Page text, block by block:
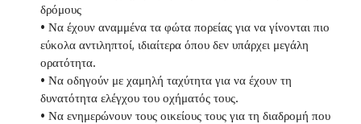
δρόμους
• Να έχουν αναμμένα τα φώτα πορείας για να γίνονται πιο
εύκολα αντιληπτοί, ιδιαίτερα όπου δεν υπάρχει μεγάλη
ορατότητα.
• Να οδηγούν με χαμηλή ταχύτητα για να έχουν τη
δυνατότητα ελέγχου του οχήματός τους.
• Να ενημερώνουν τους οικείους τους για τη διαδρομή που